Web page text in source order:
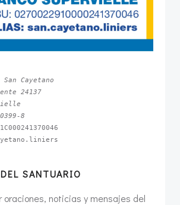
Cayetano
24137
8
SANTUARIO
oraciones, noticias y mensajes del